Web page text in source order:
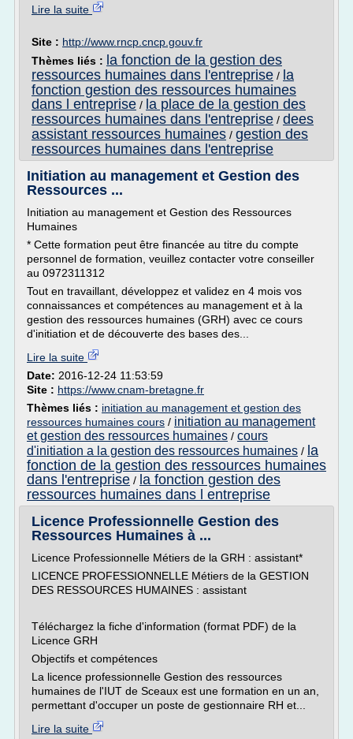
Lire la suite
Site : http://www.rncp.cncp.gouv.fr
Thèmes liés : la fonction de la gestion des
ressources humaines dans l'entreprise / la
fonction gestion des ressources humaines
dans l entreprise / la place de la gestion des
ressources humaines dans l'entreprise / dees
assistant ressources humaines / gestion des
ressources humaines dans l'entreprise
Initiation au management et Gestion des
Ressources ...
Initiation au management et Gestion des Ressources
Humaines
* Cette formation peut être financée au titre du compte
personnel de formation, veuillez contacter votre conseiller
au 0972311312
Tout en travaillant, développez et validez en 4 mois vos
connaissances et compétences au management et à la
gestion des ressources humaines (GRH) avec ce cours
d'initiation et de découverte des bases des...
Lire la suite
Date: 2016-12-24 11:53:59
Site : https://www.cnam-bretagne.fr
Thèmes liés : initiation au management et gestion des
ressources humaines cours / initiation au management
et gestion des ressources humaines / cours
d'initiation a la gestion des ressources humaines / la
fonction de la gestion des ressources humaines
dans l'entreprise / la fonction gestion des
ressources humaines dans l entreprise
Licence Professionnelle Gestion des
Ressources Humaines à ...
Licence Professionnelle Métiers de la GRH : assistant*
LICENCE PROFESSIONNELLE Métiers de la GESTION
DES RESSOURCES HUMAINES : assistant
Téléchargez la fiche d'information (format PDF) de la
Licence GRH
Objectifs et compétences
La licence professionnelle Gestion des ressources
humaines de l'IUT de Sceaux est une formation en un an,
permettant d'occuper un poste de gestionnaire RH et...
Lire la suite